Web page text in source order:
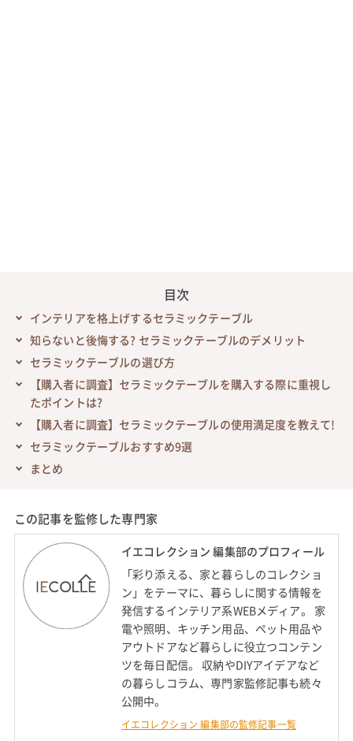
目次
インテリアを格上げするセラミックテーブル
知らないと後悔する? セラミックテーブルのデメリット
セラミックテーブルの選び方
【購入者に調査】セラミックテーブルを購入する際に重視し
たポイントは?
【購入者に調査】セラミックテーブルの使用満足度を教えて!
セラミックテーブルおすすめ9選
まとめ
この記事を監修した専門家
イエコレクション 編集部のプロフィール
「彩り添える、家と暮らしのコレクショ
ン」をテーマに、暮らしに関する情報を
発信するインテリア系WEBメディア。 家
電や照明、キッチン用品、ペット用品や
アウトドアなど暮らしに役立つコンテン
ツを毎日配信。 収納やDIYアイデアなど
の暮らしコラム、専門家監修記事も続々
公開中。
イエコレクション 編集部の監修記事一覧